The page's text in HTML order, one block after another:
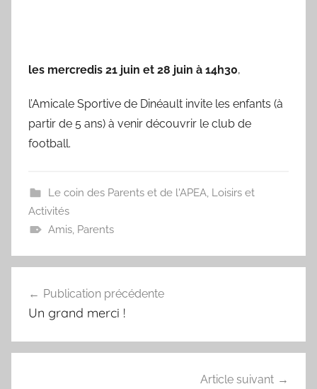
les mercredis 21 juin et 28 juin à 14h30,
l’Amicale Sportive de Dinéault invite les enfants (à
partir de 5 ans) à venir découvrir le club de
football.
Le coin des Parents et de l'APEA, Loisirs et
Activités
Amis, Parents
de
Publication précédente
Un grand merci !
Article suivant